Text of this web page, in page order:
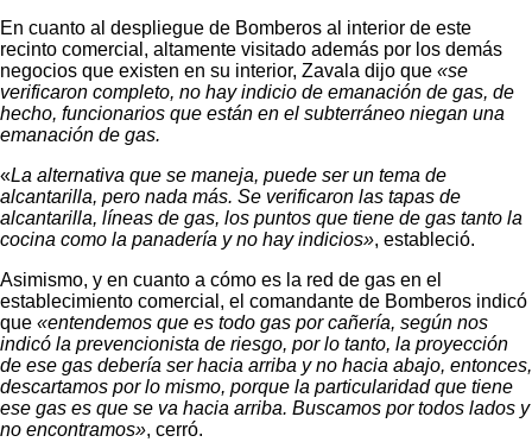
En cuanto al despliegue de Bomberos al interior de este
recinto comercial, altamente visitado además por los demás
negocios que existen en su interior, Zavala dijo que «se
verificaron completo, no hay indicio de emanación de gas, de
hecho, funcionarios que están en el subterráneo niegan una
emanación de gas.
«La alternativa que se maneja, puede ser un tema de
alcantarilla, pero nada más. Se verificaron las tapas de
alcantarilla, líneas de gas, los puntos que tiene de gas tanto la
cocina como la panadería y no hay indicios», estableció.
Asimismo, y en cuanto a cómo es la red de gas en el
establecimiento comercial, el comandante de Bomberos indicó
que «entendemos que es todo gas por cañería, según nos
indicó la prevencionista de riesgo, por lo tanto, la proyección
de ese gas debería ser hacia arriba y no hacia abajo, entonces,
descartamos por lo mismo, porque la particularidad que tiene
ese gas es que se va hacia arriba. Buscamos por todos lados y
no encontramos», cerró.